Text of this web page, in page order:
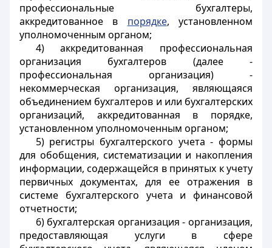
профессиональные бухгалтеры,
аккредитованное в порядке, установленном
уполномоченным органом;
4) аккредитованная профессиональная
организация бухгалтеров (далее -
профессиональная организация) -
некоммерческая организация, являющаяся
объединением бухгалтеров и или бухгалтерских
организаций, аккредитованная в порядке,
установленном уполномоченным органом;
5) регистры бухгалтерского учета - формы
для обобщения, систематизации и накопления
информации, содержащейся в принятых к учету
первичных документах, для ее отражения в
системе бухгалтерского учета и финансовой
отчетности;
6) бухгалтерская организация - организация,
предоставляющая услуги в сфере